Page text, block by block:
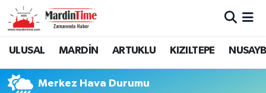
ULUSAL MARDİN ARTUKLU KIZILTEPE
Merkez Hava Durumu
Mardin Nöbetçi Eczaneler